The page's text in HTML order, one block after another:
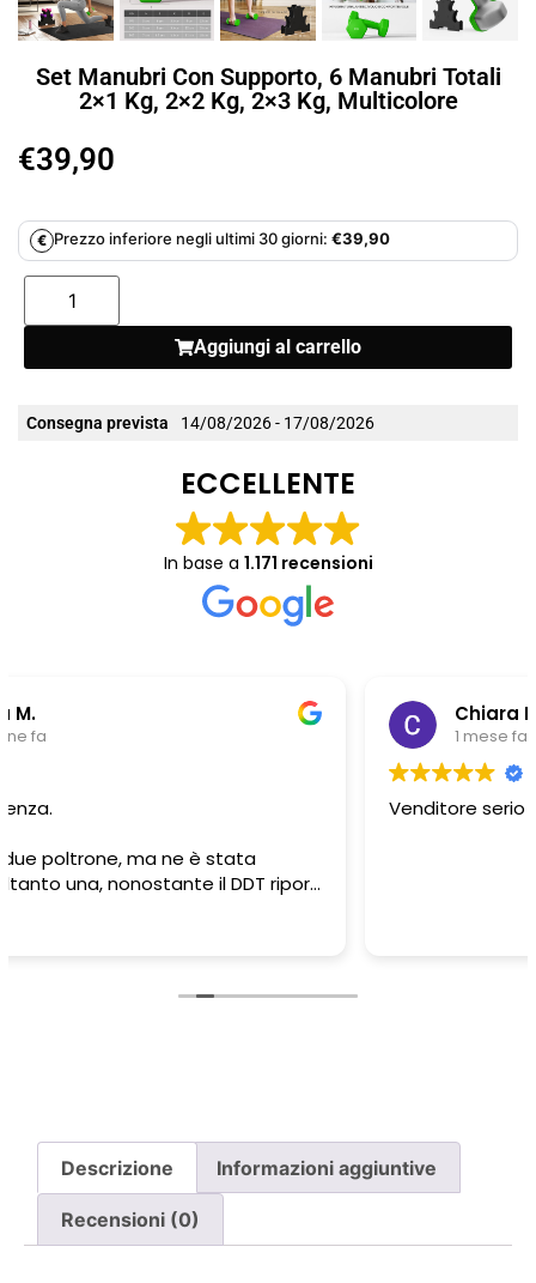
Set Manubri Con Supporto, 6 Manubri Totali
2×1 Kg, 2×2 Kg, 2×3 Kg, Multicolore
€39,90
€ Prezzo inferiore negli ultimi 30 giorni: €39,90
Aggiungi al carrello
Consegna prevista 14/08/2026 - 17/08/2026
ECCELLENTE
In base a 1.171 recensioni
Venditore serio e professionale.. top
Descrizione Informazioni aggiuntive
Recensioni (0)